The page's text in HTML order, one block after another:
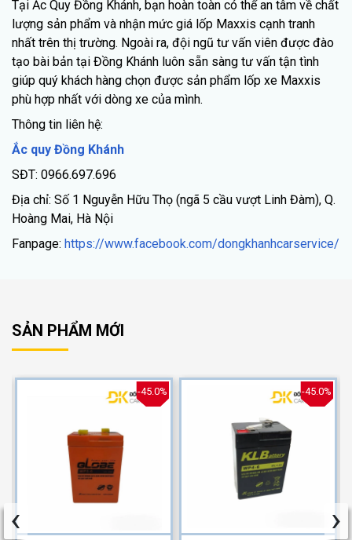
Tại Ắc Quy Đồng Khánh, bạn hoàn toàn có thể an tâm về chất
lượng sản phẩm và nhận mức giá lốp Maxxis cạnh tranh
nhất trên thị trường. Ngoài ra, đội ngũ tư vấn viên được đào
tạo bài bản tại Đồng Khánh luôn sẵn sàng tư vấn tận tình
giúp quý khách hàng chọn được sản phẩm lốp xe Maxxis
phù hợp nhất với dòng xe của mình.
Thông tin liên hệ:
Ắc quy Đồng Khánh
SĐT: 0966.697.696
Địa chỉ: Số 1 Nguyễn Hữu Thọ (ngã 5 cầu vượt Linh Đàm), Q.
Hoàng Mai, Hà Nội
Fanpage: https://www.facebook.com/dongkhanhcarservice/
SẢN PHẨM MỚI
-45.0% -45.0%
‹ ›